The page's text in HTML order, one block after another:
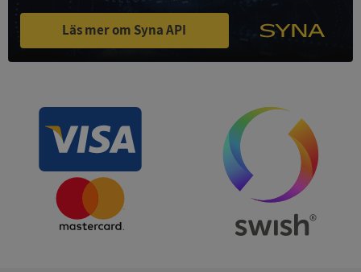
Läs mer om Syna API
kärnwebbplatsfunktioner som användarinloggning
och kontohantering. Webbplatsen kan inte
användas ordentligt utan strikt nödvändiga cookies.
Namn
Leverantör
/
Domän
__RequestVerificationToken
Microsoft